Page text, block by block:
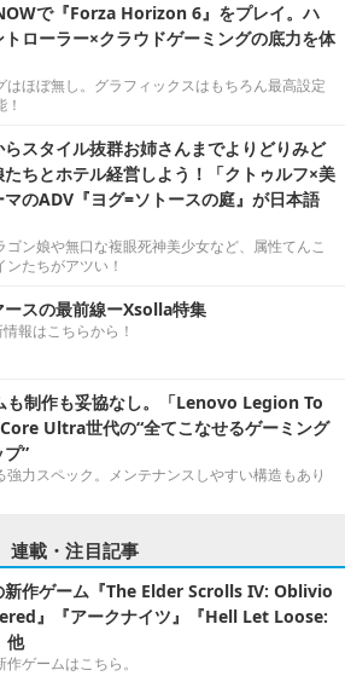
で『Forza Horizon 6』をプレイ。ハ
トローラー×クラウドゲーミングの底力を体
はほぼ無し。グラフィックスはもちろん最高設定
らスタイル抜群お姉さんまでよりどりみど
たちとホテル経営しよう！「クトゥルフ×美
マのADV『ヨグ=ソトースの庭』が日本語
ゴン娘や無口な複眼死神美少女など、属性てんこ
ンたちがアツい！
ースの最前線ーXsolla特集
報はこちらから！
も制作も妥協なし。「Lenovo Legion To
Ultra世代の“全てこなせるゲーミング
”
強力スペック。メンテナンスしやすい構造もあり
連載・注目記事
新作ゲーム『The Elder Scrolls IV: Oblivio
』『アークナイツ』『Hell Let Loose:
他
ゲームはこちら。